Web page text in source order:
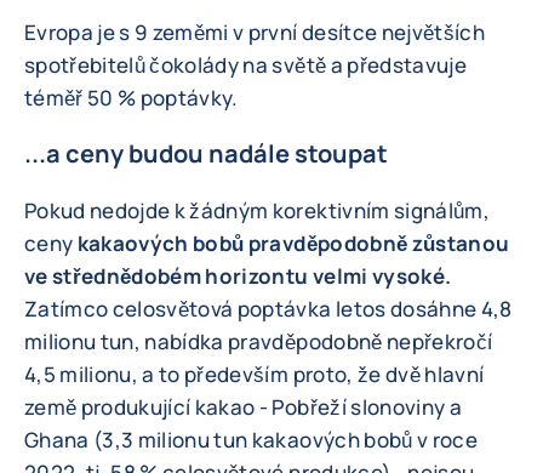
Evropa je s 9 zeměmi v první desítce největších
spotřebitelů čokolády na světě a představuje
téměř 50 % poptávky.
...a ceny budou nadále stoupat
Pokud nedojde k žádným korektivním signálům,
ceny kakaových bobů pravděpodobně zůstanou
ve střednědobém horizontu velmi vysoké.
Zatímco celosvětová poptávka letos dosáhne 4,8
milionu tun, nabídka pravděpodobně nepřekročí
4,5 milionu, a to především proto, že dvě hlavní
země produkující kakao - Pobřeží slonoviny a
Ghana (3,3 milionu tun kakaových bobů v roce